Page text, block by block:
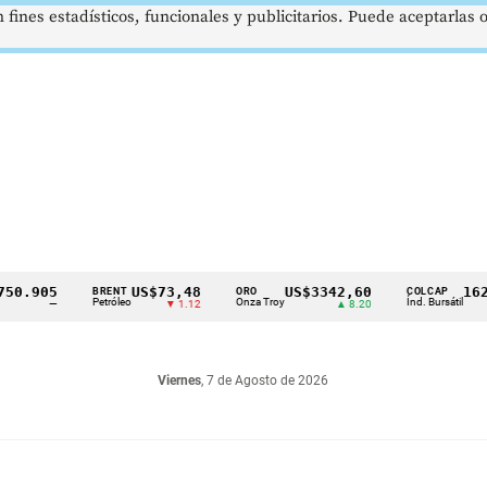
Petróleo
US$73,48
▼ 1.12 Onza Troy
US$3342,60 COLCAP
Índ. Bursátil
Viernes, 7 de Agosto de 2026
estadísticos, funcionales y publicitarios. Puede aceptarlas